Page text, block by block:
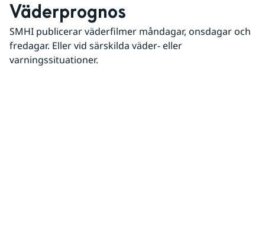
Väderprognos
SMHI publicerar väderfilmer måndagar, onsdagar och
fredagar. Eller vid särskilda väder- eller
varningssituationer.